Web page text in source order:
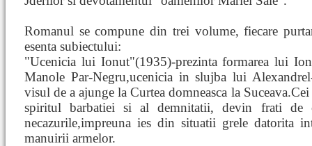
Romanul se compune din trei volume, fiecare
esenta subiectului:
"Ucenicia lui Ionut"(1935)-prezinta formarea lui
Manole Par-Negru,ucenicia in slujba lui
visul de a ajunge la Curtea domneasca la
spiritul barbatiei si al demnitatii, devin frati de
necazurile,impreuna ies din situatii grele datorita
manuirii armelor.